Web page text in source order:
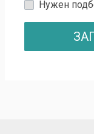
Нужен